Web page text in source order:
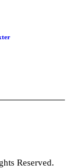
Reserved.